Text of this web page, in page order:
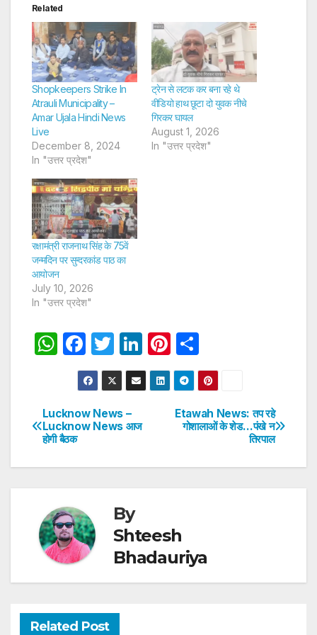
Related
Shopkeepers Strike In
Atrauli Municipality –
Amar Ujala Hindi News
Live
December 8, 2024
In "उत्तर प्रदेश"
ट्रेन से लटक कर बना रहे थे
वीडियो हाथ छूटा दो युवक नीचे
गिरकर घायल
August 1, 2026
In "उत्तर प्रदेश"
रक्षामंत्री राजनाथ सिंह के 75वें
जन्मदिन पर सुन्दरकांड पाठ का
आयोजन
July 10, 2026
In "उत्तर प्रदेश"
W
s
A
F
a
c
e
b
T
w
itt
er
Li
n
k
dI
Pi
nt
er
e
st
h
ar
e
Post
navigation
Etawah News: तप रहे
गोशालाओं के शेड…पंखे न
तिरपाल
Lucknow News –
Lucknow News आज
होगी बैठक
By
Shteesh
Bhadauriya
Related Post